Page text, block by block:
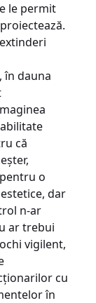
le permit
în dauna
că
o
dar
n-ar
ar trebui
vigilent,
cu
în